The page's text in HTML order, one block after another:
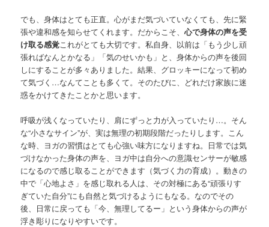
でも、身体はとても正直。心がまだ気づいていなくても、先に緊
張や違和感を知らせてくれます。だからこそ、心で身体の声を受
け取る感覚これがとても大切です。私自身、以前は「もう少し頑
張ればなんとかなる」「気のせいかも」と、身体からの声を後回
しにすることが多々ありました。結果、 グロッキーになって初め
て気づく…なんてことも多くて。 そのたびに、どれだけ家族に迷
惑をかけてきたことかと思います。
呼吸が浅くなっていたり、肩にずっと力が入っていたり…。 そん
な“小さなサイン”が、実は無理の初期段階だったりします。
こん
な時、ヨガの習慣はとても心強い味方になりますね。 日常では気
づけなかった身体の声を、
ヨガ中は自分への意識センサーが敏感
になるので感じ取ることができます（気づく力の育成）。動きの
中で「心地よさ」 を感じ取れる人は、その対極にある“頑張りす
ぎていた自分”にも自然と気づけるようにもなる。なのでその
後、
日常に戻っても「今、無理してるー」 という身体からの声が
浮き彫りになりやすいです。